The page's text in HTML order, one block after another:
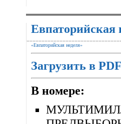
Евпаторийская
«Евпаторийская неделя»
Загрузить в
В номере: